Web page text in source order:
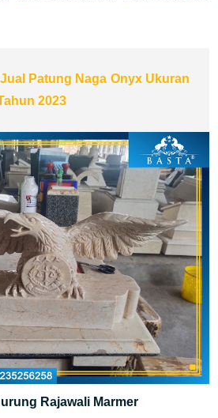
Jual Patung Naga Onyx Ukuran
2023
Rajawali Marmer